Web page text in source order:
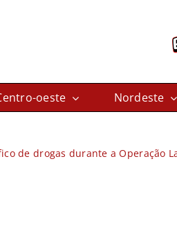
oeste Nordeste
de drogas durante a Operação